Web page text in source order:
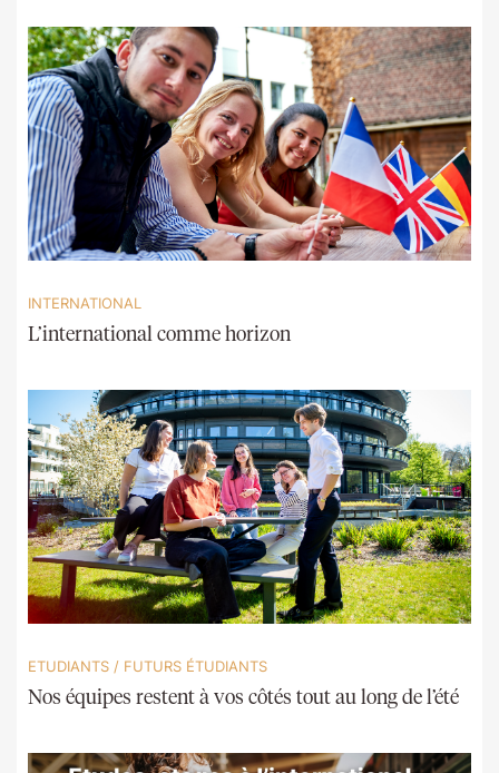
INTERNATIONAL
L’international comme horizon
ETUDIANTS / FUTURS ÉTUDIANTS
Nos équipes restent à vos côtés tout au long de l’été